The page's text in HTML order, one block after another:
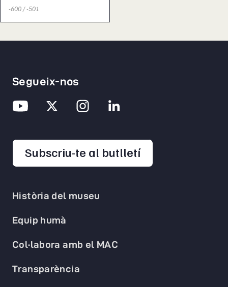
-600 / -501
Història del museu
Equip humà
Col·labora amb el MAC
Transparència
Segueix-nos
Subscriu-te al butlletíopens in a new